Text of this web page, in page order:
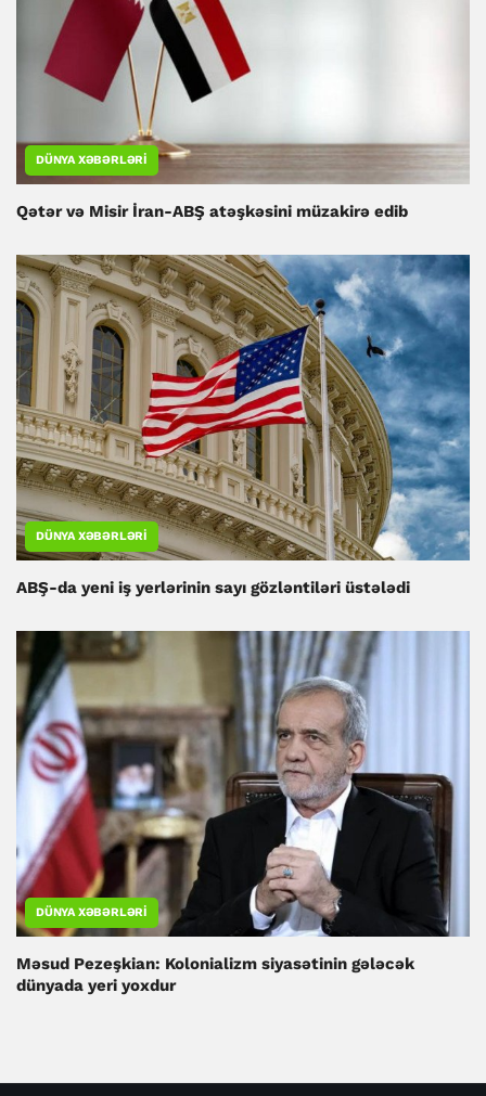
DÜNYA XƏBƏRLƏRI
Qətər və Misir İran-ABŞ atəşkəsini müzakirə edib
DÜNYA XƏBƏRLƏRI
ABŞ-da yeni iş yerlərinin sayı gözləntiləri üstələdi
DÜNYA XƏBƏRLƏRI
Məsud Pezeşkian: Kolonializm siyasətinin gələcək
dünyada yeri yoxdur